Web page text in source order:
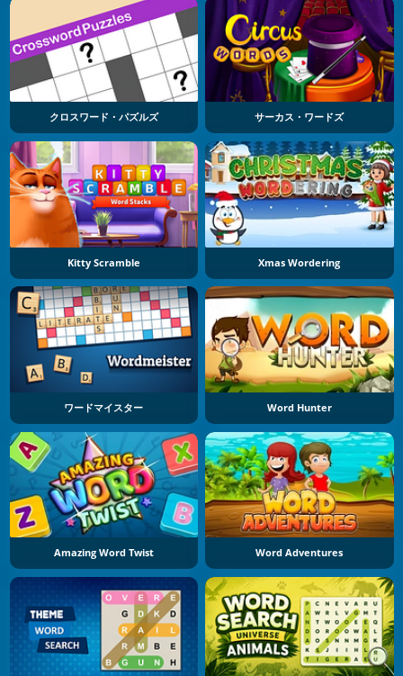
クロスワード・パズルズ サーカス・ワードズ
Kitty Scramble Xmas Wordering
ワードマイスター Word Hunter
Amazing Word Twist Word Adventures